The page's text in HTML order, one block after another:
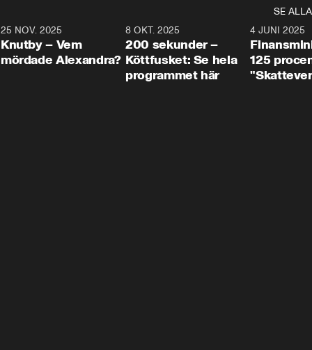
SE ALLA
31:05
25 NOV. 2025
Knutby – Vem
mördade Alexandra?
4:29
8 OKT. 2025
200 sekunder –
Köttfusket: Se hela
programmet här
4 JUNI 2025
125